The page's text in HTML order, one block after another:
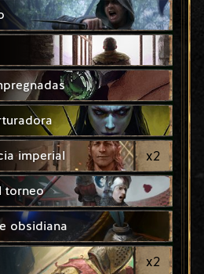
imperial x2
torneo
obsidiana
x2